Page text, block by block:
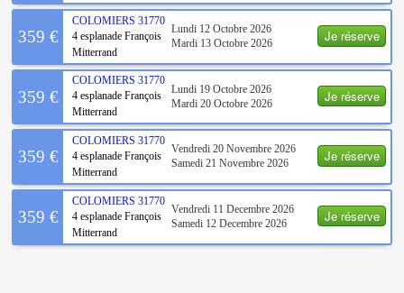
Je réserve
359 €
COLOMIERS 31770
4 esplanade François
Mitterrand
Lundi 12 Octobre 2026
Mardi 13 Octobre 2026
Je réserve
359 €
COLOMIERS 31770
4 esplanade François
Mitterrand
Lundi 19 Octobre 2026
Mardi 20 Octobre 2026
Je réserve
359 €
COLOMIERS 31770
4 esplanade François
Mitterrand
Vendredi 20 Novembre 2026
Samedi 21 Novembre 2026
Je réserve
359 €
COLOMIERS 31770
4 esplanade François
Mitterrand
Vendredi 11 Decembre 2026
Samedi 12 Decembre 2026